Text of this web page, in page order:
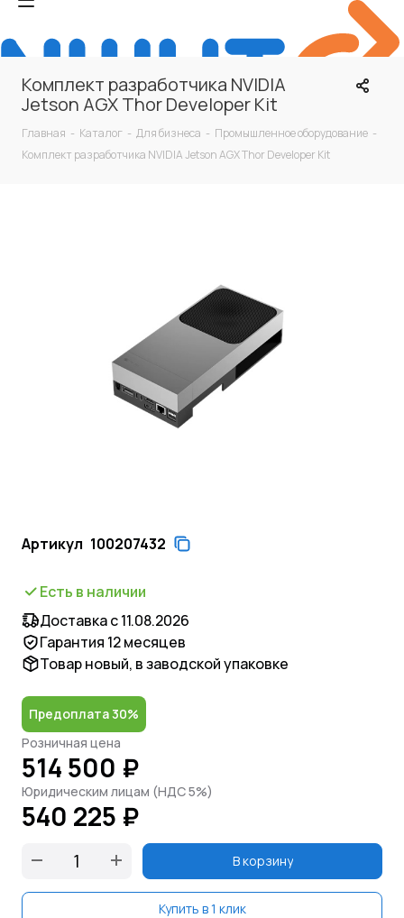
Комплект разработчика NVIDIA
Jetson AGX Thor Developer Kit
Главная - Каталог - Для бизнеса - Промышленное оборудование -
Комплект разработчика NVIDIA Jetson AGX Thor Developer Kit
Артикул 100207432
Есть в наличии
Доставка с 11.08.2026
Гарантия 12 месяцев
Товар новый, в заводской упаковке
Предоплата 30%
Розничная цена
514 500 ₽
Юридическим лицам (НДС 5%)
540 225 ₽
В корзину
Купить в 1 клик